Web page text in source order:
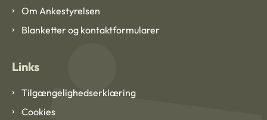
Om Ankestyrelsen
Blanketter og kontaktformularer
Links
Tilgængelighedserklæring
Cookies